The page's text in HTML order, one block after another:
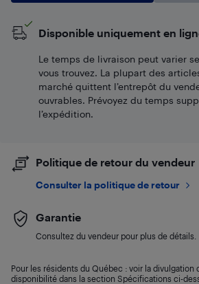
Disponible uniquement en
Le temps de livraison peut varier
vous trouvez. La plupart des
marché quittent l’entrepôt du
ouvrables. Prévoyez du temps
l’expédition.
Politique de retour du vendeur
Consulter la politique de retour
Garantie
Consultez du vendeur pour plus de détails.
Pour les résidents du Québec : voir la divulgation
disponibilité dans la section Spécifications ci-